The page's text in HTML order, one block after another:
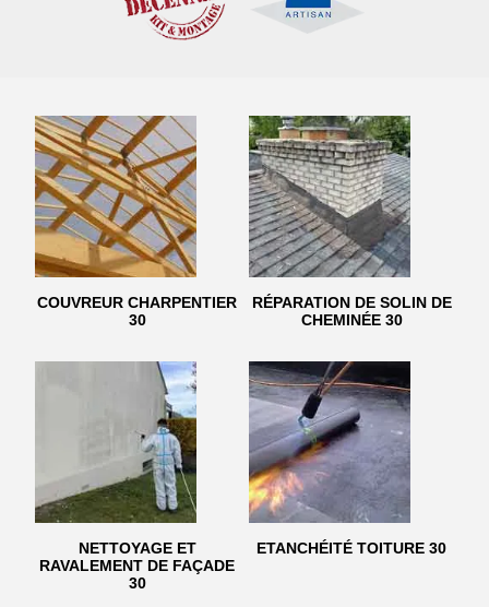
COUVREUR CHARPENTIER
30
RÉPARATION DE SOLIN DE
CHEMINÉE 30
NETTOYAGE ET
RAVALEMENT DE FAÇADE
30
ETANCHÉITÉ TOITURE 30